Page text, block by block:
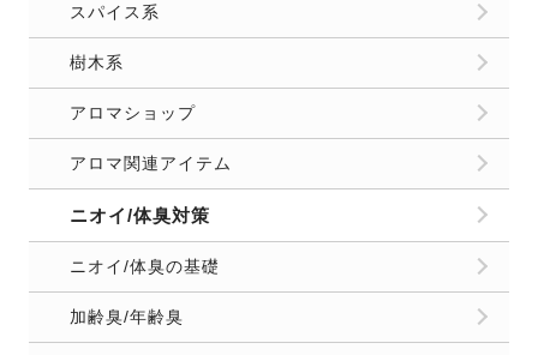
スパイス系
樹木系
アロマショップ
アロマ関連アイテム
ニオイ/体臭対策
ニオイ/体臭の基礎
加齢臭/年齢臭